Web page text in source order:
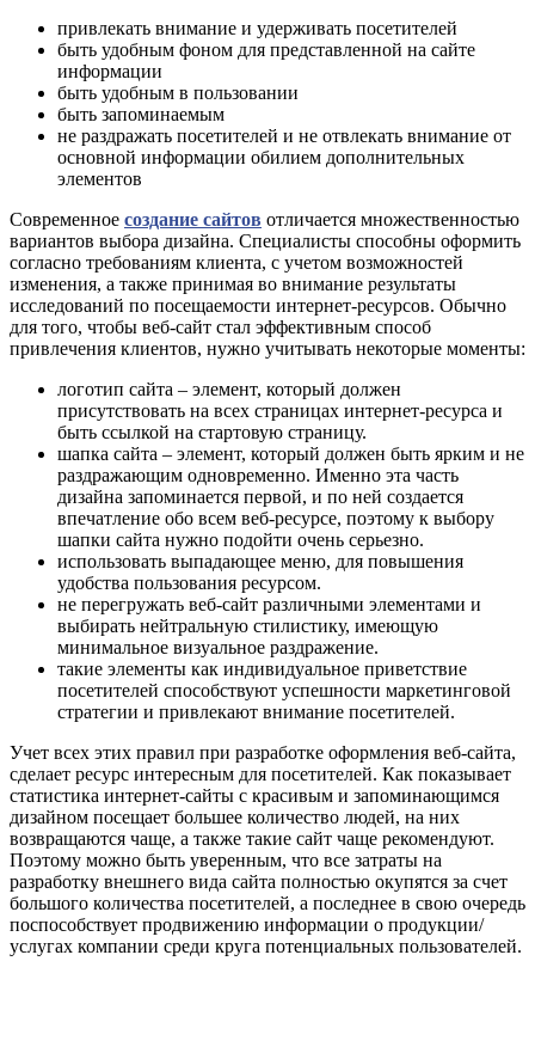
привлекать внимание и удерживать посетителей
быть удобным фоном для представленной на сайте
информации
быть удобным в пользовании
быть запоминаемым
не раздражать посетителей и не отвлекать внимание от
основной информации обилием дополнительных
элементов
Современное создание сайтов отличается множественностью
вариантов выбора дизайна. Специалисты способны оформить
согласно требованиям клиента, с учетом возможностей
изменения, а также принимая во внимание результаты
исследований по посещаемости интернет-ресурсов. Обычно
для того, чтобы веб-сайт стал эффективным способ
привлечения клиентов, нужно учитывать некоторые моменты:
логотип сайта – элемент, который должен
присутствовать на всех страницах интернет-ресурса и
быть ссылкой на стартовую страницу.
шапка сайта – элемент, который должен быть ярким и не
раздражающим одновременно. Именно эта часть
дизайна запоминается первой, и по ней создается
впечатление обо всем веб-ресурсе, поэтому к выбору
шапки сайта нужно подойти очень серьезно.
использовать выпадающее меню, для повышения
удобства пользования ресурсом.
не перегружать веб-сайт различными элементами и
выбирать нейтральную стилистику, имеющую
минимальное визуальное раздражение.
такие элементы как индивидуальное приветствие
посетителей способствуют успешности маркетинговой
стратегии и привлекают внимание посетителей.
Учет всех этих правил при разработке оформления веб-сайта,
сделает ресурс интересным для посетителей. Как показывает
статистика интернет-сайты с красивым и запоминающимся
дизайном посещает большее количество людей, на них
возвращаются чаще, а также такие сайт чаще рекомендуют.
Поэтому можно быть уверенным, что все затраты на
разработку внешнего вида сайта полностью окупятся за счет
большого количества посетителей, а последнее в свою очередь
поспособствует продвижению информации о продукции/
услугах компании среди круга потенциальных пользователей.